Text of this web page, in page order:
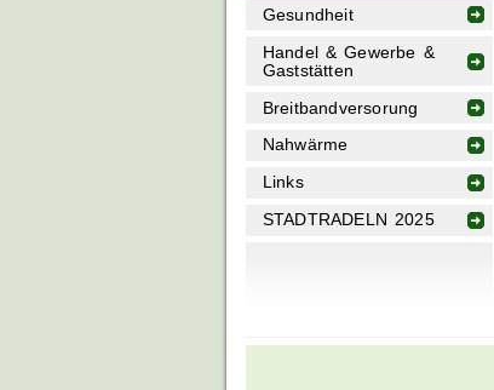
Gesundheit
Handel & Gewerbe &
Gaststätten
Breitbandversorung
Nahwärme
Links
STADTRADELN 2025